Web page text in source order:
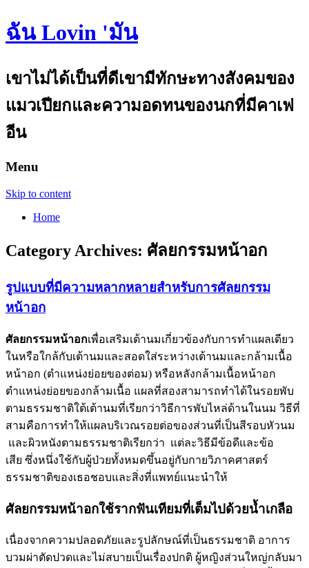
ฉัน Lovin 'มัน
เขาไม่ได้เป็นที่ดีเขามีทักษะทางสังคมของ
แมวเปียกและความอดทนของนกที่มีคาเฟ
อีน
Menu
Skip to content
Home
Category Archives: ศัลยกรรมหน้าอก
รูปแบบที่มีความหลากหลายสำหรับการศัลยกรรม
หน้าอก
ศัลยกรรมหน้าอกเพื่อเสริมเต้านมเกี่ยวข้องกับการทำแผลเดียว
ในหรือใกล้กับเต้านมและสอดใส่ระหว่างเต้านมและกล้ามเนื้อ
หน้าอก (ตำแหน่งย่อยของต่อม) หรือหลังกล้ามเนื้อหน้าอก
ตำแหน่งย่อยของกล้ามเนื้อ แผลที่สองสามารถทำได้ในรอยพับ
ตามธรรมชาติใต้เต้านมที่เรียกว่าวิธีการพับไหล่ด้านในนม วิธีที่
สามคือการทำให้แผลบริเวณรอยต่อของส่วนที่เป็นสีรอบหัวนม
และผิวหนังตามธรรมชาติเรียกว่า แต่ละวิธีมีข้อดีและข้อ
เสีย ซึ่งหนึ่งใช้กับผู้ป่วยทั้งหมดขึ้นอยู่กับกายวิภาคศาสตร์
ธรรมชาติของเธอชอบและสิ่งที่แพทย์แนะนำให้
ศัลยกรรมหน้าอกใช้รากฟันเทียมที่เต็มไปด้วยน้ำเกลือ
เนื่องจากความปลอดภัยและรูปลักษณ์ที่เป็นธรรมชาติ อาการ
บวมผ่าตัดปวดและไม่สบายเป็นเรื่องปกติ ผู้หญิงส่วนใหญ่กลับมา